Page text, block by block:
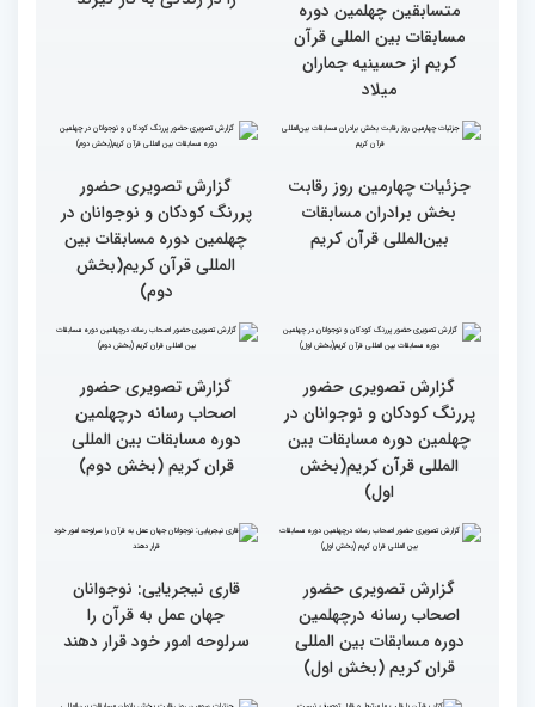
گزارش تصویری بازدید
متسابقین چهلمین دوره
مسابقات بین المللی قرآن
کریم از حسینیه جماران
میلاد
بین‌المللی قرآن کریم
گزارش تصویری حضور
پررنگ کودکان و نوجوانان در
چهلمین دوره مسابقات بین
المللی قرآن کریم(بخش
دوم)
گزارش تصویری حضور
پررنگ کودکان و نوجوانان در
چهلمین دوره مسابقات بین
المللی قرآن کریم(بخش
اول)
گزارش تصویری حضور
دوره مسابقات بین المللی
قران کریم (بخش دوم)
گزارش تصویری حضور